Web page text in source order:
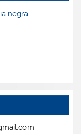
negra